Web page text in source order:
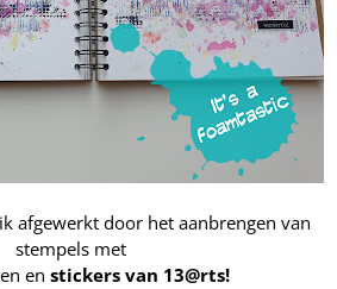
afgewerkt door het aanbrengen van
stempels met
en stickers van 13@rts!